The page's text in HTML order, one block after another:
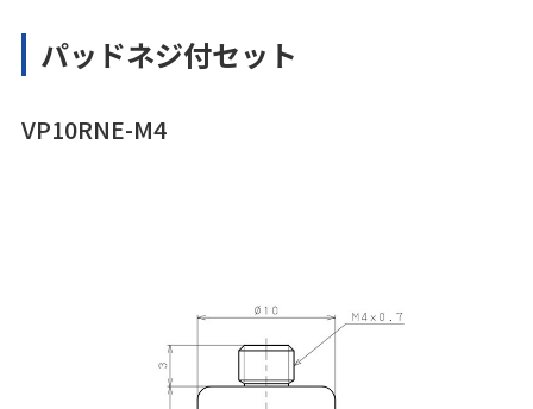
パッドネジ付セット
VP10RNE-M4